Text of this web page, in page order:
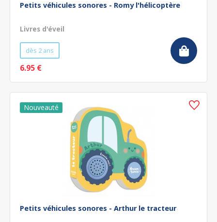
Petits véhicules sonores - Romy l'hélicoptère
Livres d'éveil
dès 2 ans
6.95 €
Petits véhicules sonores - Arthur le tracteur